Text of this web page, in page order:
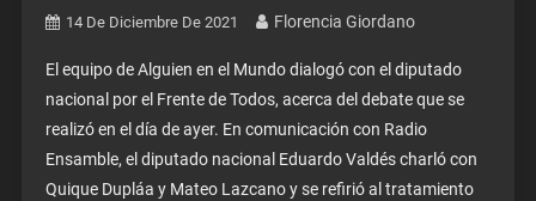
14 De Diciembre De 2021 Florencia Giordano
El equipo de Alguien en el Mundo dialogó con el diputado
nacional por el Frente de Todos, acerca del debate que se
realizó en el día de ayer. En comunicación con Radio
Ensamble, el diputado nacional Eduardo Valdés charló con
Quique Dupláa y Mateo Lazcano y se refirió al tratamiento